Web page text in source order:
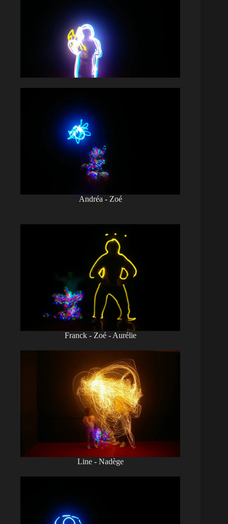
Andréa - Zoé
Franck - Zoé - Aurélie
Line - Nadège